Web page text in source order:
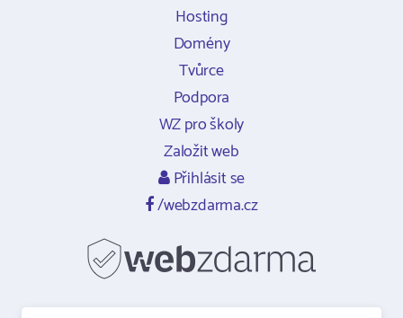
Hosting
Domény
Tvůrce
Podpora
WZ pro školy
Založit web
Přihlásit se
/webzdarma.cz